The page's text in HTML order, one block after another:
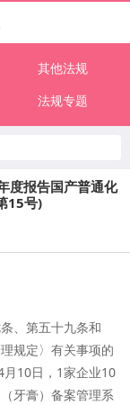
其他法规
法规专题
度报告国产普通化
15号)
、第五十九条和
规定〉有关事项的
10日，1家企业10
牙膏）备案管理系